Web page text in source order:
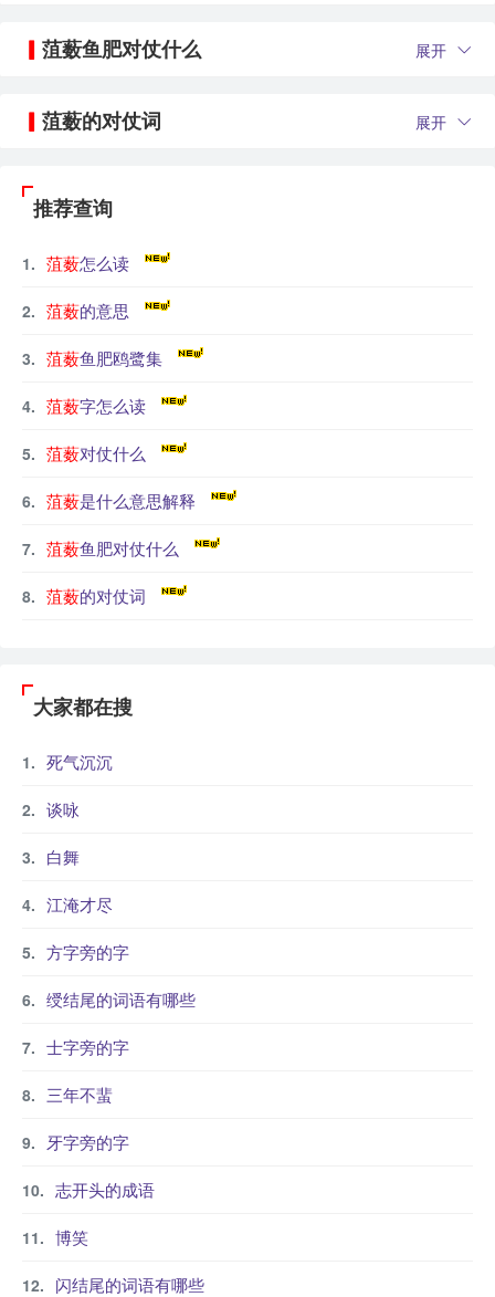
菹薮鱼肥对仗什么 展开
菹薮的对仗词 展开
推荐查询
菹薮怎么读
菹薮的意思
菹薮鱼肥鸥鹭集
菹薮字怎么读
菹薮对仗什么
菹薮是什么意思解释
菹薮鱼肥对仗什么
菹薮的对仗词
大家都在搜
死气沉沉
谈咏
白舞
江淹才尽
方字旁的字
绶结尾的词语有哪些
士字旁的字
三年不蜚
牙字旁的字
志开头的成语
博笑
闪结尾的词语有哪些